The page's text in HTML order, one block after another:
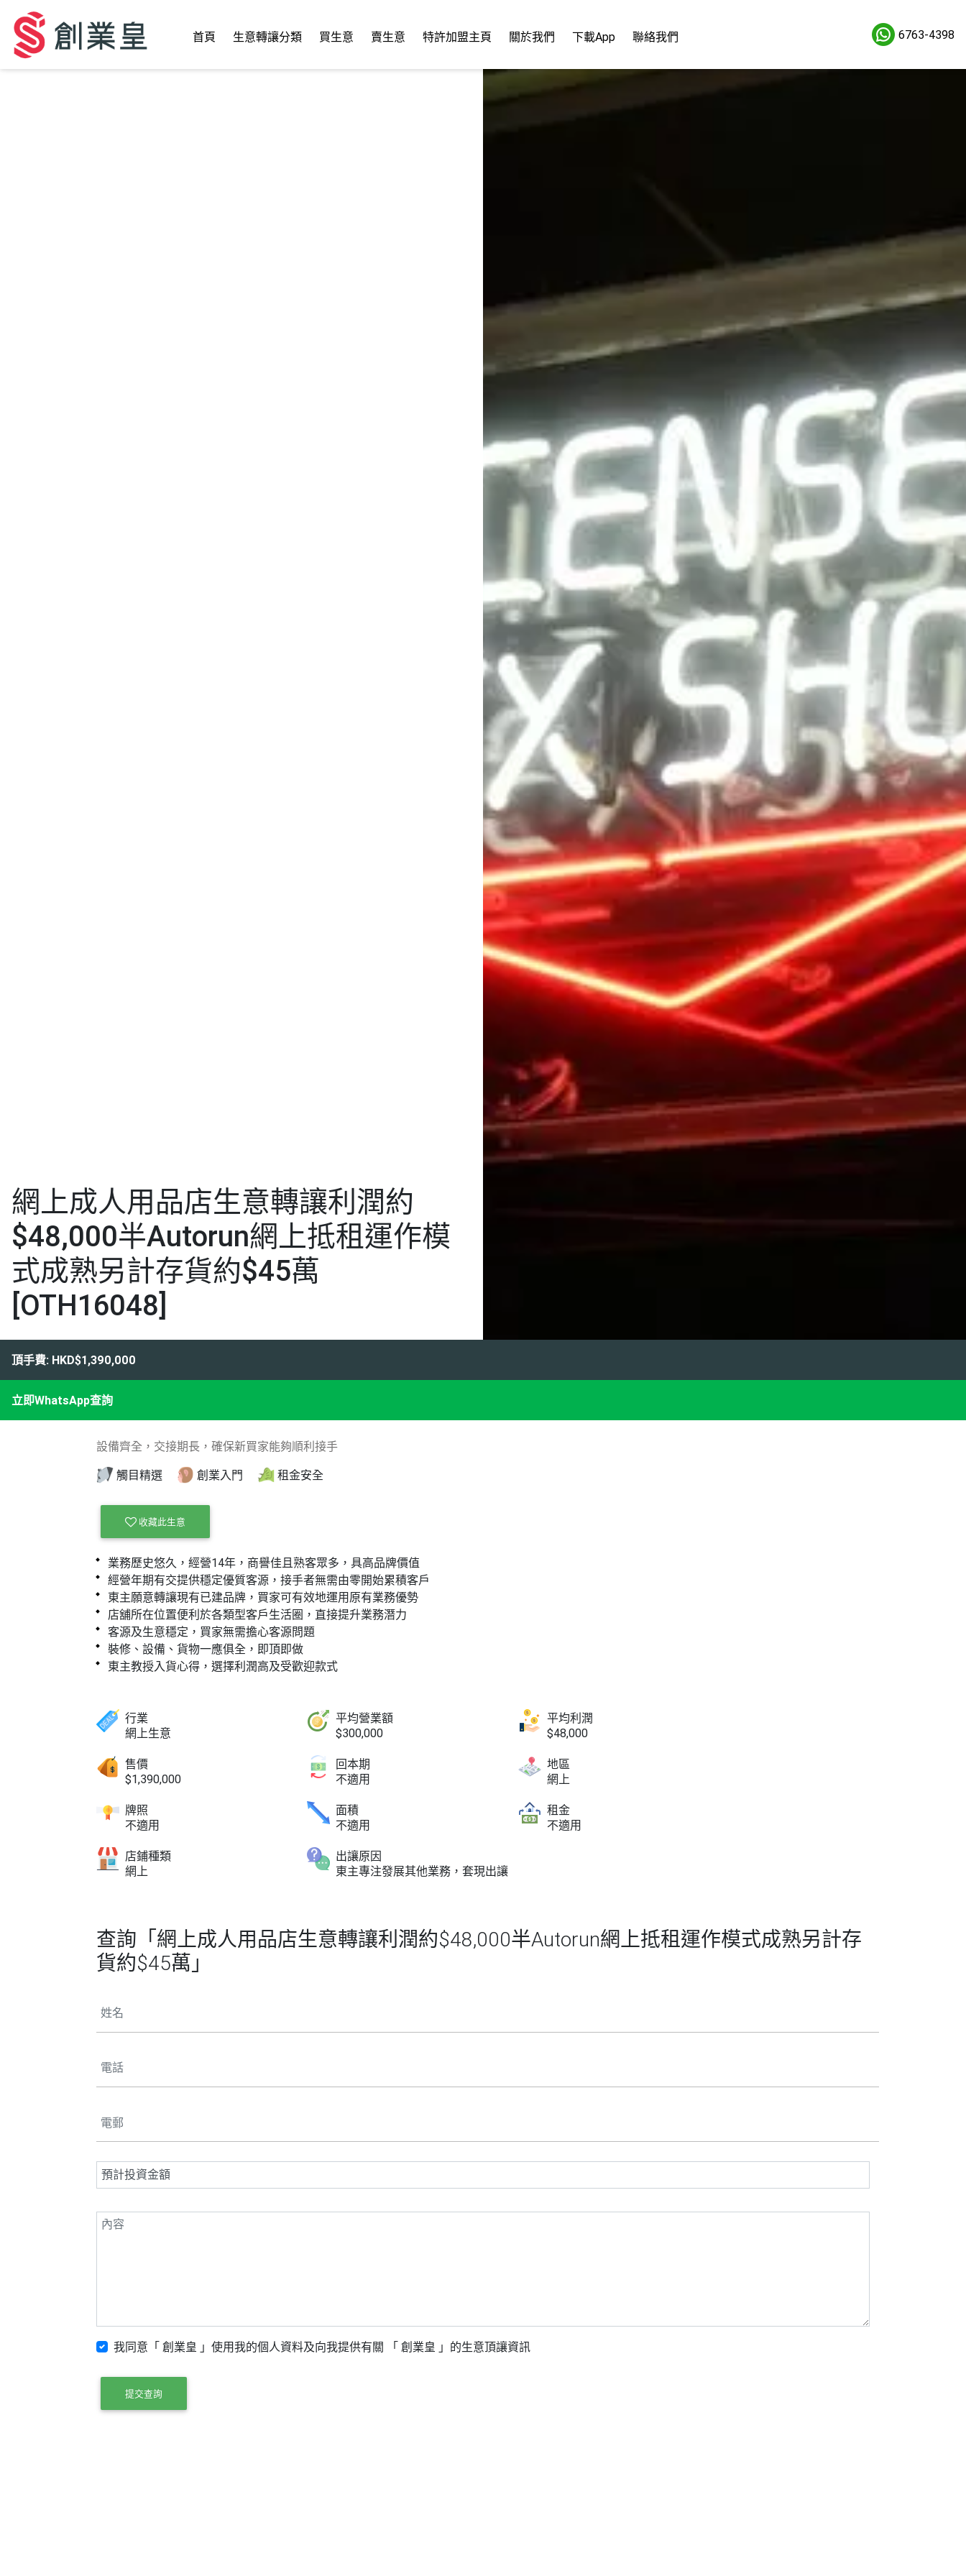
首頁 生意轉讓分類 買生意 賣生意 特許加盟主頁 關於我們 下載App 聯絡我們 6763-4398
網上成人用品店生意轉讓利潤約
$48,000半Autorun網上抵租運作模
式成熟另計存貨約$45萬
[OTH16048]
頂手費: HKD$1,390,000
立即WhatsApp查詢
設備齊全，交接期長，確保新買家能夠順利接手
觸目精選
創業入門 租金安全
收藏此生意
業務歷史悠久，經營14年，商譽佳且熟客眾多，具高品牌價值
經營年期有交提供穩定優質客源，接手者無需由零開始累積客戶
東主願意轉讓現有已建品牌，買家可有效地運用原有業務優勢
店舖所在位置便利於各類型客戶生活圈，直接提升業務潛力
客源及生意穩定，買家無需擔心客源問題
裝修、設備、貨物一應俱全，即頂即做
東主教授入貨心得，選擇利潤高及受歡迎款式
行業
網上生意
平均營業額
$300,000
平均利潤
$48,000
售價
$1,390,000
回本期
不適用
地區
網上
牌照
不適用
面積
不適用
租金
不適用
店鋪種類
網上
出讓原因
東主專注發展其他業務，套現出讓
查詢「網上成人用品店生意轉讓利潤約$48,000半Autorun網上抵租運作模式成熟另計存
貨約$45萬」
我同意「 創業皇 」使用我的個人資料及向我提供有關 「 創業皇 」的生意頂讓資訊
提交查詢